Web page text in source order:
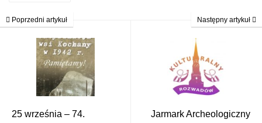
Poprzedni artykuł
25 września – 74.
Następny artykuł
Jarmark Archeologiczny